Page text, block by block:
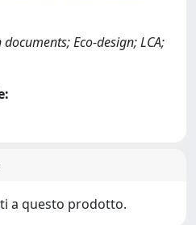
Eco-design; LCA;
a questo prodotto.